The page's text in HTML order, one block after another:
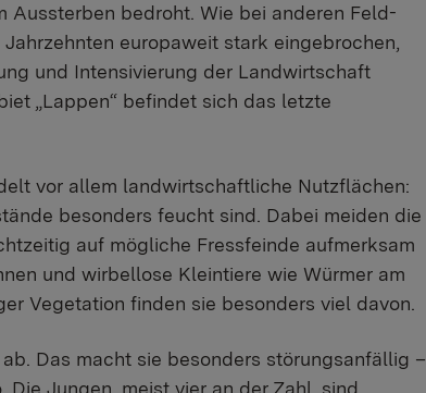
Aussterben bedroht. Wie bei anderen Feld-
europaweit stark eingebrochen,
und Intensivierung der Landwirtschaft
„Lappen“ befindet sich das letzte
vor allem landwirtschaftliche Nutzflächen:
besonders feucht sind. Dabei meiden die
auf mögliche Fressfeinde aufmerksam
und wirbellose Kleintiere wie Würmer am
Vegetation finden sie besonders viel davon.
Das macht sie besonders störungsanfällig –
Jungen, meist vier an der Zahl, sind